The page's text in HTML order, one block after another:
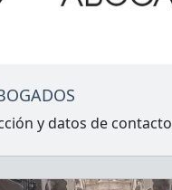
y datos de contacto